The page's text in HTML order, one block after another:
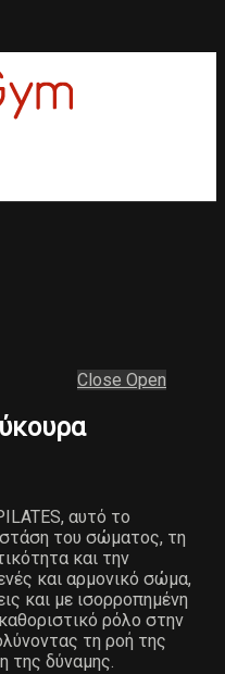
Close Open
αυτό το
του σώματος, τη
και την
και αρμονικό σώμα,
και με ισορροπημένη
ρόλο στην
τη ροή της
της δύναμης.